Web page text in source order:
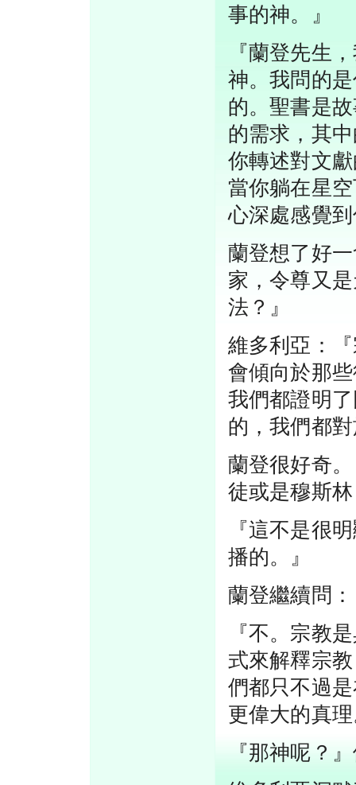
事的神。』
『蘭登先生
神。我問的
的。聖書是
的需求，其
你轉述對文
當你躺在星
心深處感覺
蘭登想了好
家，令尊又
法？』
維多利亞：
會傾向於那
我們都證明
的，我們都
蘭登很好奇
徒或是穆斯
『這不是很
播的。』
蘭登繼續問
『不。宗教
式來解釋宗
們都只不過
更偉大的真
『那神呢？